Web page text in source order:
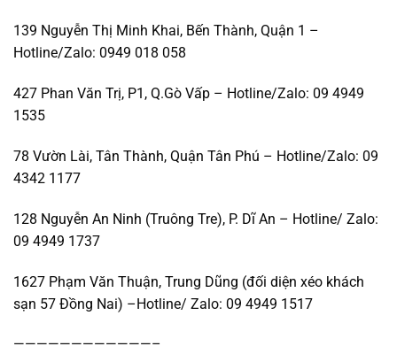
139 Nguyễn Thị Minh Khai, Bến Thành, Quận 1 –
Hotline/Zalo: 0949 018 058
427 Phan Văn Trị, P1, Q.Gò Vấp – Hotline/Zalo: 09 4949
1535
78 Vườn Lài, Tân Thành, Quận Tân Phú – Hotline/Zalo: 09
4342 1177
128 Nguyễn An Ninh (Truông Tre), P. Dĩ An – Hotline/ Zalo:
09 4949 1737
1627 Phạm Văn Thuận, Trung Dũng (đối diện xéo khách
sạn 57 Đồng Nai) –Hotline/ Zalo: 09 4949 1517
————————————–